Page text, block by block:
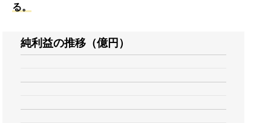
る。
純利益の推移（億円）